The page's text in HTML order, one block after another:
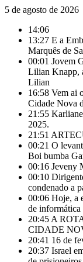
5 de agosto de 2026
14:06
13:27 E a
Marquês de
00:01 Jovem
Lilian Knapp,
Lilian
16:58 Vem ai
Cidade Nova
21:55
2025.
21:51
00:21 O
Boi bumba
00:16 Jeveny
00:10
condenado a
00:06 Hoje, a
de
20:45 A
CIDADE
20:41 16 de
20:37 Israel